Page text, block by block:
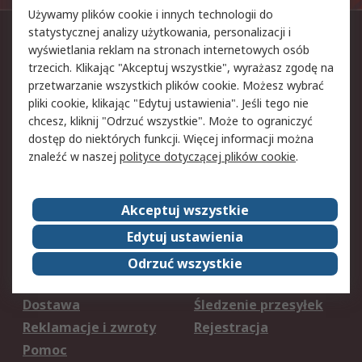
Kontakt
22 22 3 11 11
bok@rspoland.com
Znajdź nas na
Akceptujemy
Usługi
Dostawa
Śledzenie przesyłek
Reklamacje i zwroty
Rejestracja
Pomoc
Używamy plików cookie i innych technologii do
statystycznej analizy użytkowania, personalizacji i
wyświetlania reklam na stronach internetowych osób
trzecich. Klikając "Akceptuj wszystkie", wyrażasz zgodę na
przetwarzanie wszystkich plików cookie. Możesz wybrać
pliki cookie, klikając "Edytuj ustawienia". Jeśli tego nie
chcesz, kliknij "Odrzuć wszystkie". Może to ograniczyć
dostęp do niektórych funkcji. Więcej informacji można
znaleźć w naszej polityce dotyczącej plików cookie.
Akceptuj wszystkie
Edytuj ustawienia
Odrzuć wszystkie